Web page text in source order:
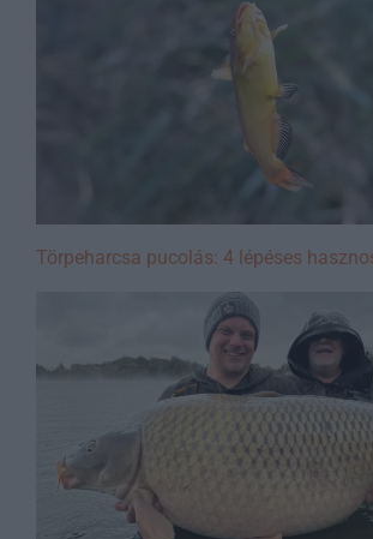
Törpeharcsa pucolás: 4 lépéses